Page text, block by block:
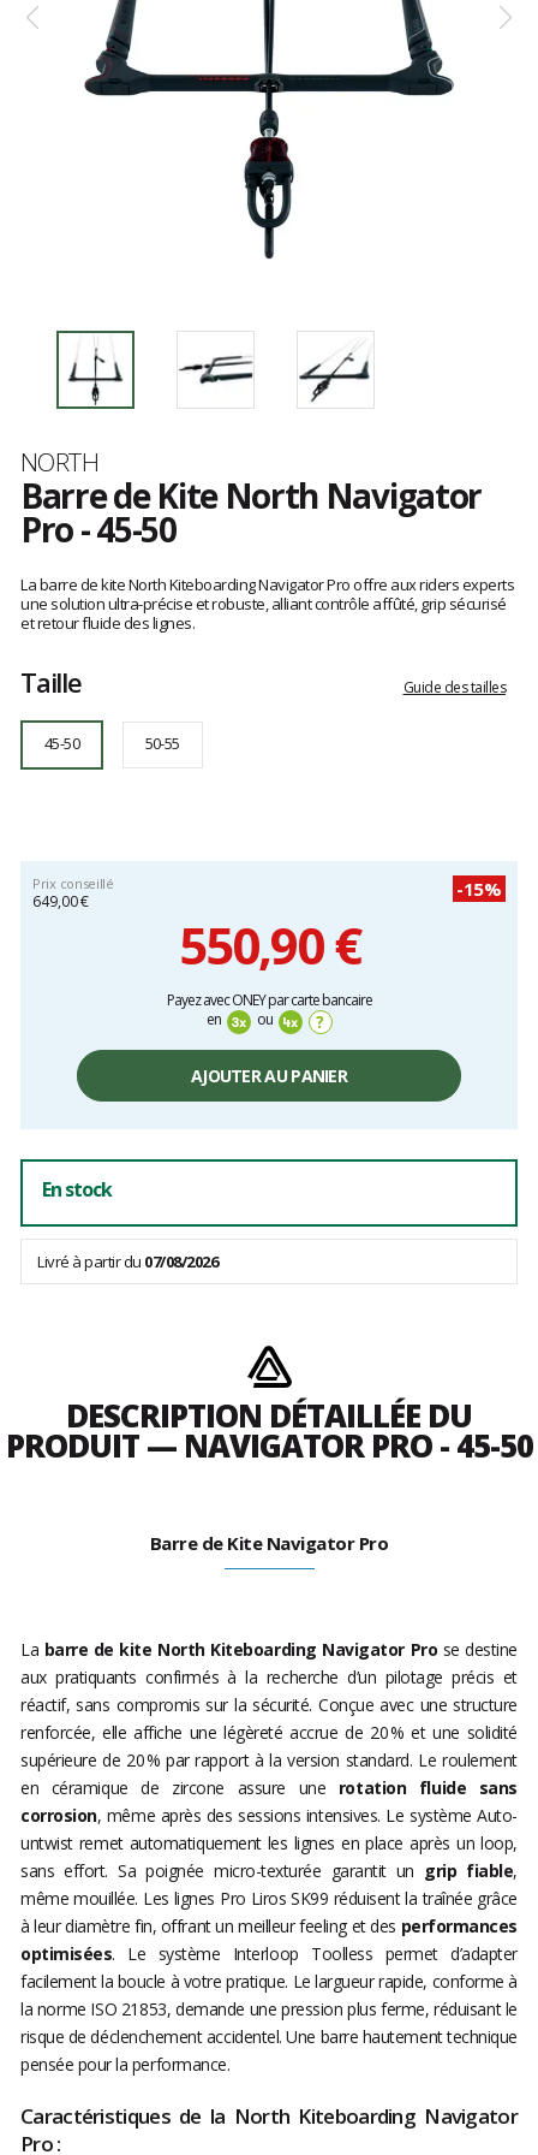
Marque
NORTH
Barre de Kite North Navigator
Pro - 45-50
45-
50
avis
clients
La barre de kite North Kiteboarding Navigator Pro offre aux riders experts
une solution ultra-précise et robuste, alliant contrôle affûté, grip sécurisé
et retour fluide des lignes.
Taille Guide des tailles
45-50 50-55
Prix conseillé
649,00 €
-15%
550,90 €
Payez avec ONEY par carte bancaire
en
ou ?
AJOUTER AU PANIER
En stock
Livré à partir du 07/08/2026
DESCRIPTION DÉTAILLÉE DU
PRODUIT — NAVIGATOR PRO - 45-50
Barre de Kite Navigator Pro
La barre de kite North Kiteboarding Navigator Pro se destine
aux pratiquants confirmés à la recherche d’un pilotage précis et
réactif, sans compromis sur la sécurité. Conçue avec une structure
renforcée, elle affiche une légèreté accrue de 20 % et une solidité
supérieure de 20 % par rapport à la version standard. Le roulement
en céramique de zircone assure une rotation fluide sans
corrosion, même après des sessions intensives. Le système Auto-
untwist remet automatiquement les lignes en place après un loop,
sans effort. Sa poignée micro-texturée garantit un grip fiable,
même mouillée. Les lignes Pro Liros SK99 réduisent la traînée grâce
à leur diamètre fin, offrant un meilleur feeling et des performances
optimisées. Le système Interloop Toolless permet d’adapter
facilement la boucle à votre pratique. Le largueur rapide, conforme à
la norme ISO 21853, demande une pression plus ferme, réduisant le
risque de déclenchement accidentel. Une barre hautement technique
pensée pour la performance.
Caractéristiques de la North Kiteboarding Navigator
Pro :